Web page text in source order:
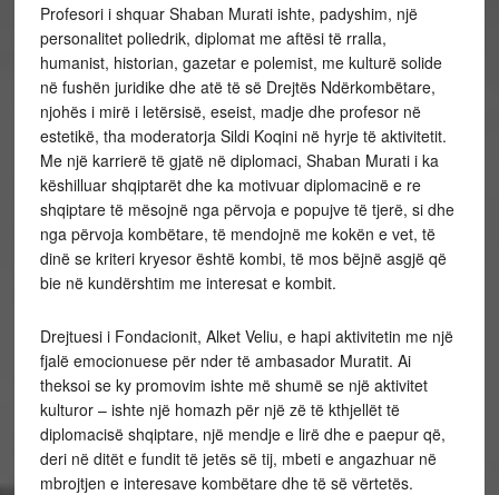
Profesori i shquar Shaban Murati ishte, padyshim, një
personalitet poliedrik, diplomat me aftësi të rralla,
humanist, historian, gazetar e polemist, me kulturë solide
në fushën juridike dhe atë të së Drejtës Ndërkombëtare,
njohës i mirë i letërsisë, eseist, madje dhe profesor në
estetikë, tha moderatorja Sildi Koqini në hyrje të aktivitetit.
Me një karrierë të gjatë në diplomaci, Shaban Murati i ka
këshilluar shqiptarët dhe ka motivuar diplomacinë e re
shqiptare të mësojnë nga përvoja e popujve të tjerë, si dhe
nga përvoja kombëtare, të mendojnë me kokën e vet, të
dinë se kriteri kryesor është kombi, të mos bëjnë asgjë që
bie në kundërshtim me interesat e kombit.
Drejtuesi i Fondacionit, Alket Veliu, e hapi aktivitetin me një
fjalë emocionuese për nder të ambasador Muratit. Ai
theksoi se ky promovim ishte më shumë se një aktivitet
kulturor – ishte një homazh për një zë të kthjellët të
diplomacisë shqiptare, një mendje e lirë dhe e paepur që,
deri në ditët e fundit të jetës së tij, mbeti e angazhuar në
mbrojtjen e interesave kombëtare dhe të së vërtetës.